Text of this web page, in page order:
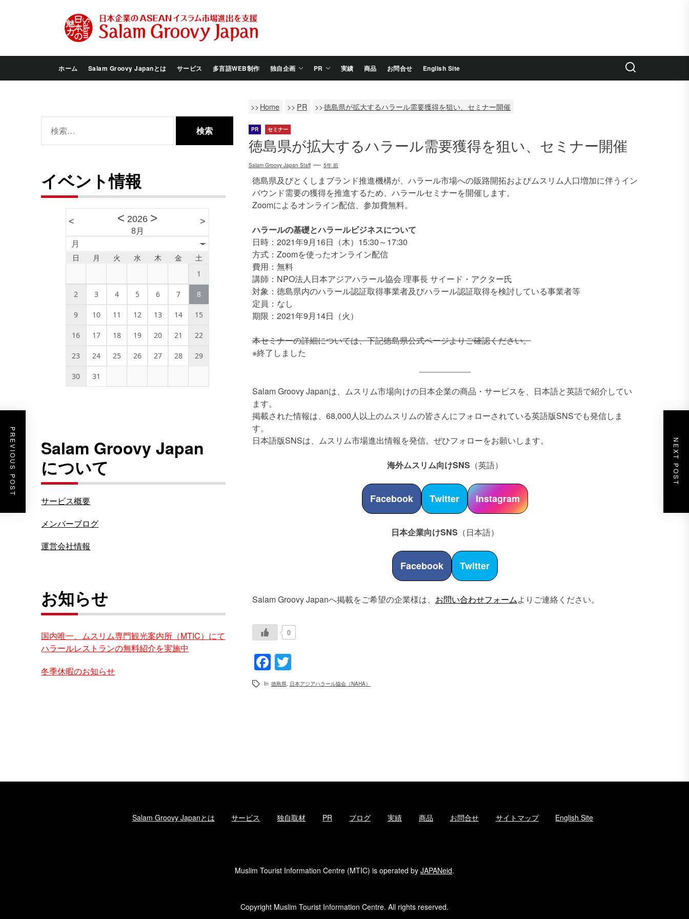
Groovy
Japan
ホーム Salam Groovy Japanとは サービス 多言語WEB制作 独自企画 PR 実績 商品 お問合せ English Site
Home PR 徳島県が拡大するハラール需要獲得を狙い、セミナー開催
PR セミナー
徳島県が拡大するハラール需要獲得を狙い、セミナー開催
Salam Groovy Japan Staff 5年 前
徳島県及びとくしまブランド推進機構が、ハラール市場への販路開拓およびムスリム人口増加に伴うイン
バウンド需要の獲得を推進するため、ハラールセミナーを開催します。
Zoomによるオンライン配信、参加費無料。
ハラールの基礎とハラールビジネスについて
日時：2021年9月16日（木）15:30～17:30
方式：Zoomを使ったオンライン配信
費用：無料
講師：NPO法人日本アジアハラール協会 理事長 サイード・アクター氏
対象：徳島県内のハラール認証取得事業者及びハラール認証取得を検討している事業者等
定員：なし
期限：2021年9月14日（火）
本セミナーの詳細については、下記徳島県公式ページよりご確認ください。
※終了しました
Salam Groovy Japanは、ムスリム市場向けの日本企業の商品・サービスを、日本語と英語で紹介してい
ます。
掲載された情報は、68,000人以上のムスリムの皆さんにフォローされている英語版SNSでも発信しま
す。
日本語版SNSは、ムスリム市場進出情報を発信。ぜひフォローをお願いします。
海外ムスリム向けSNS （英語）
Facebook Twitter Instagram
日本企業向けSNS （日本語）
Facebook Twitter
Salam Groovy Japanへ掲載をご希望の企業様は、 お問い合わせフォームよりご連絡ください。
0
Facebook
Twitter
In 徳島県, 日本アジアハラール協会（NAHA）
PREVIOUS POST NEXT POST
索:
イベント情報
< < 2026 >
8月
>
月
日 月 火 水 木 金 土
1
2 3 4 5 6 7 8
9 10 11 12 13 14 15
16 17 18 19 20 21 22
23 24 25 26 27 28 29
30 31
Salam Groovy Japan
について
サービス概要
メンバーブログ
運営会社情報
お知らせ
国内唯一、ムスリム専門観光案内所（MTIC）にて
ハラールレストランの無料紹介を実施中
冬季休暇のお知らせ
Salam Groovy Japanとは サービス 独自取材 PR ブログ 実績 商品 お問合せ サイトマップ English Site
Muslim Tourist Information Centre (MTIC) is operated by JAPANeid.
Copyright Muslim Tourist Information Centre. All rights reserved.